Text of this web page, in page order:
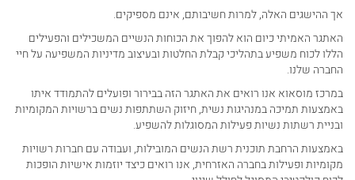
אך ההישגים האלה, למרות חשיבותם, אינם מספיקים.
האתגר האמיתי כיום הוא להפוך את הכוחות הנשיים המשכילים והפעילים
הללו לכוח משפיע בתהליכי קבלת החלטות ובעיצוב מדיניות המשפיעה על חיי
החברה שלנו.
במרכז מוסאוא אנו רואים את האתגר הזה בבירור ופועלים להתמודד איתו
באמצעות תמיכה במנהיגות נשית, חיזוק השתתפות נשים ברשויות המקומיות
ובניית רשתות נשיות פעילות המסוגלות להשפיע.
באמצעות הרחבת תוכנית רשת הנשים המובילות, ועבודה עם חברות רשויות
מקומיות ופעילות בחברה האזרחית, אנו רואים כיצד יוזמות אישיות הופכות